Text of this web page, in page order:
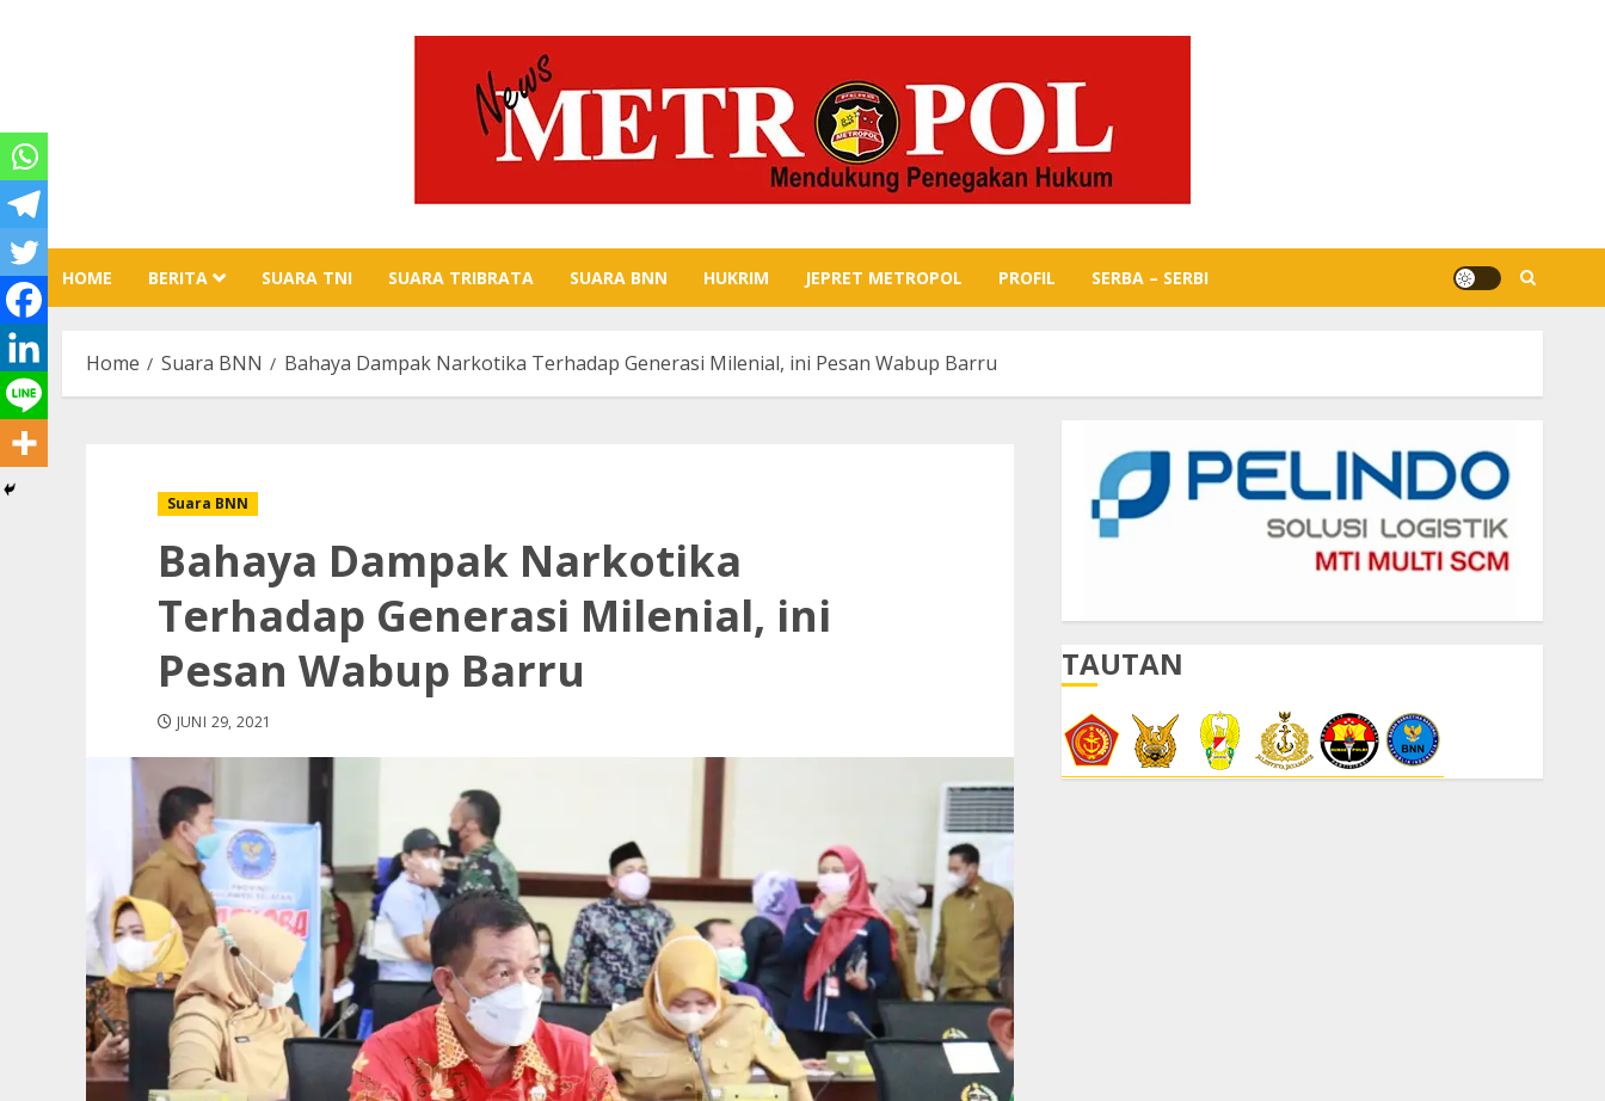
HOME BERITA SUARA TNI SUARA TRIBRATA SUARA BNN HUKRIM JEPRET METROPOL PROFIL SERBA – SERBI
Home Suara BNN Bahaya Dampak Narkotika Terhadap Generasi Milenial, ini Pesan Wabup Barru
Suara BNN
Bahaya Dampak Narkotika
Terhadap Generasi Milenial, ini
Pesan Wabup Barru
JUNI 29, 2021
TAUTAN